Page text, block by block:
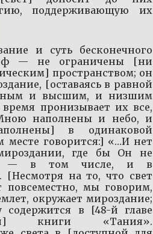
поддерживающую их
и суть бесконечного
— не ограничены [ни
пространством; он
[оставаясь в равной
и высшим, и низшим
пронизывает их все,
наполнены и небо, и
в одинаковой
месте говорится:] «…И нет
где бы Он не
— в том числе, и в
[Несмотря на то, что свет
повсеместно, мы говорим,
окружает мироздание;
содержится в [48-й главе
книги «Тания».